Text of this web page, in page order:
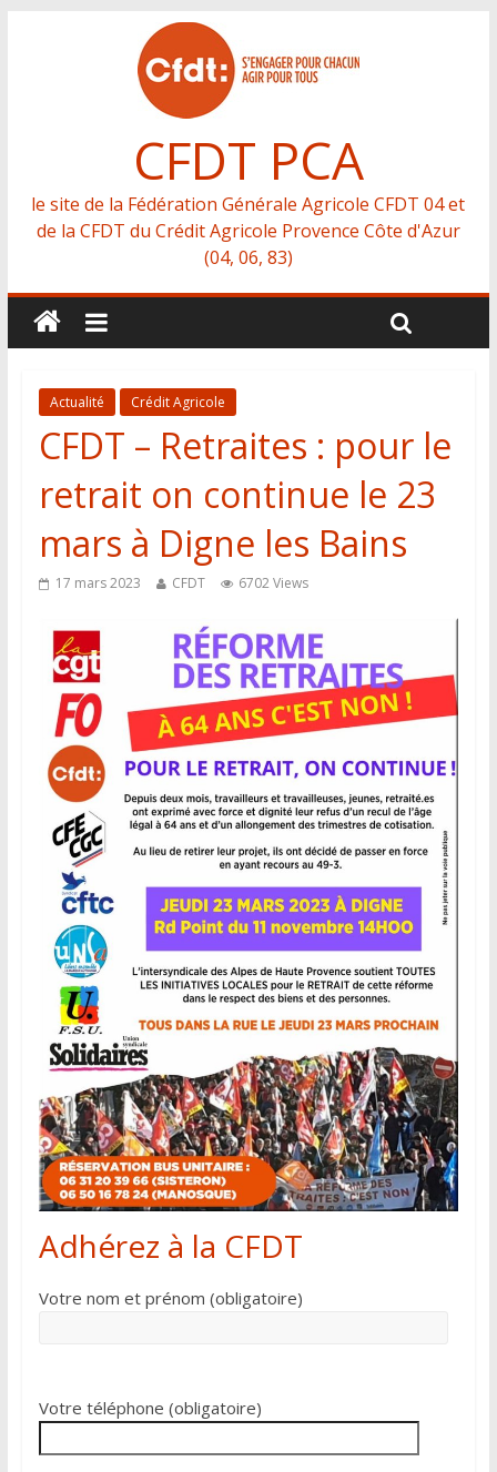
CFDT PCA
le site de la Fédération Générale Agricole CFDT 04 et
de la CFDT du Crédit Agricole Provence Côte d'Azur
(04, 06, 83)
Actualité Crédit Agricole
CFDT – Retraites : pour le
retrait on continue le 23
mars à Digne les Bains
17 mars 2023 CFDT 6702 Views
Adhérez à la CFDT
Votre nom et prénom (obligatoire)
Votre téléphone (obligatoire)